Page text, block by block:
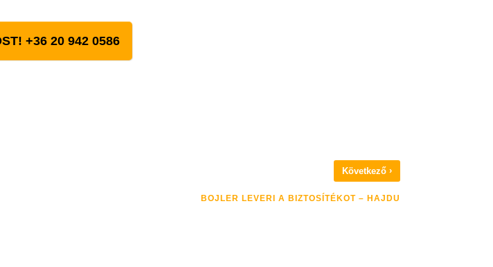
+36 20 942 0586
Következő ›
BOJLER LEVERI A BIZTOSÍTÉKOT – HAJDU